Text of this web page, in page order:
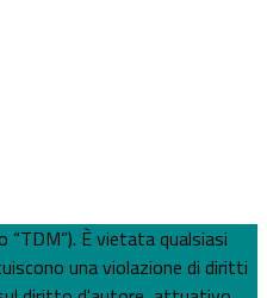
È vietata qualsiasi
una violazione di diritti